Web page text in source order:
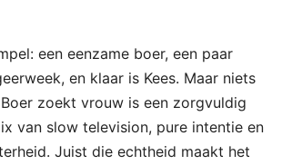
een eenzame boer, een paar
en klaar is Kees. Maar niets
zoekt vrouw is een zorgvuldig
van slow television, pure intentie en
Juist die echtheid maakt het